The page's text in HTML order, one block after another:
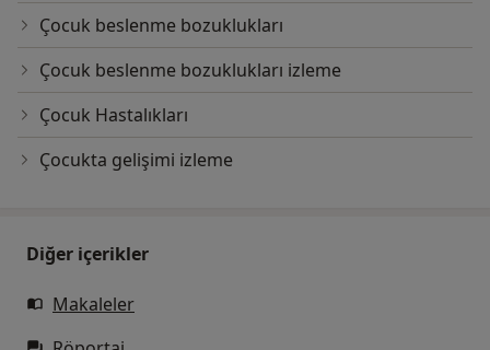
Çocuk beslenme bozuklukları
Çocuk beslenme bozuklukları izleme
Çocuk Hastalıkları
Çocukta gelişimi izleme
Diğer içerikler
Makaleler